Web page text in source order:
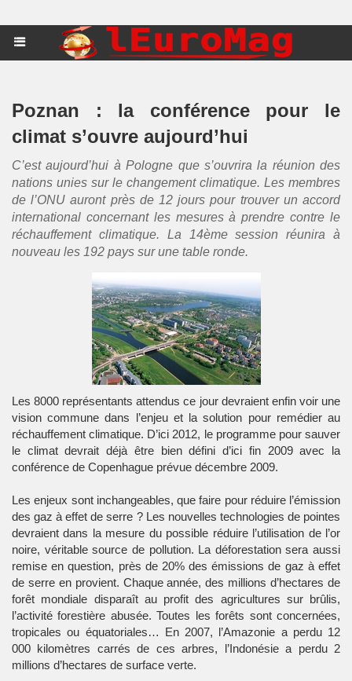
Poznan : la conférence pour le
climat s’ouvre aujourd’hui
C’est aujourd’hui à Pologne que s’ouvrira la réunion des
nations unies sur le changement climatique. Les membres
de l’ONU auront près de 12 jours pour trouver un accord
international concernant les mesures à prendre contre le
réchauffement climatique. La 14ème session réunira à
nouveau les 192 pays sur une table ronde.
Les 8000 représentants attendus ce jour devraient enfin voir une
vision commune dans l’enjeu et la solution pour remédier au
réchauffement climatique. D’ici 2012, le programme pour sauver
le climat devrait déjà être bien défini d’ici fin 2009 avec la
conférence de Copenhague prévue décembre 2009.
Les enjeux sont inchangeables, que faire pour réduire l’émission
des gaz à effet de serre ? Les nouvelles technologies de pointes
devraient dans la mesure du possible réduire l’utilisation de l’or
noire, véritable source de pollution. La déforestation sera aussi
remise en question, près de 20% des émissions de gaz à effet
de serre en provient. Chaque année, des millions d’hectares de
forêt mondiale disparaît au profit des agricultures sur brûlis,
l’activité forestière abusée. Toutes les forêts sont concernées,
tropicales ou équatoriales… En 2007, l’Amazonie a perdu 12
000 kilomètres carrés de ces arbres, l’Indonésie a perdu 2
millions d’hectares de surface verte.